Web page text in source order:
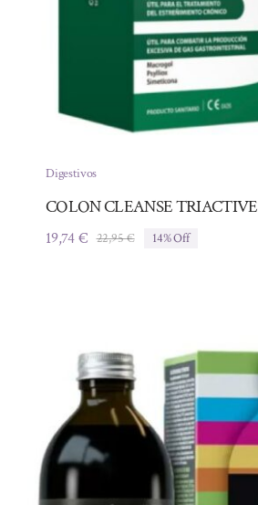
Digestivos
COLON CLEANSE TRIACTIVE
22,95€El
19,74€
El
14% Off